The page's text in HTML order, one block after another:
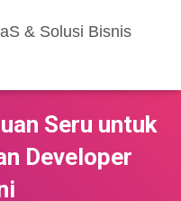
& Solusi Bisnis
Seru untuk
Developer